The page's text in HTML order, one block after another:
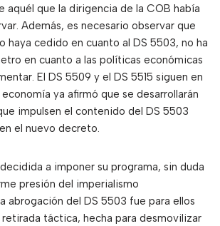
aquél que la dirigencia de la COB había
Además, es necesario observar que
haya cedido en cuanto al DS 5503, no ha
en cuanto a las políticas económicas
El DS 5509 y el DS 5515 siguen en
ya afirmó que se desarrollarán
impulsen el contenido del DS 5503
el nuevo decreto.
a imponer su programa, sin duda
presión del imperialismo
abrogación del DS 5503 fue para ellos
retirada táctica, hecha para desmovilizar